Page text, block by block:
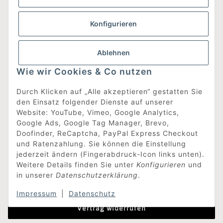
Konfigurieren
Ablehnen
Wie wir Cookies & Co nutzen
Durch Klicken auf „Alle akzeptieren“ gestatten Sie
den Einsatz folgender Dienste auf unserer
Website: YouTube, Vimeo, Google Analytics,
Google Ads, Google Tag Manager, Brevo,
Doofinder, ReCaptcha, PayPal Express Checkout
und Ratenzahlung. Sie können die Einstellung
jederzeit ändern (Fingerabdruck-Icon links unten).
Weitere Details finden Sie unter Konfigurieren und
in unserer Datenschutzerklärung.
Impressum Datenschutz
0152 5149 3705
Gesetzliche Informationen
Was ist DesignEdit_?
Eine Online-Boutique für individuelles Design.
Ausgewählte Designer-Möbel und Accessoires, neue und
gebrauchte Designklassiker, die Entdeckung
unbekannter Manufakturen und Interior-Schätze aus
aller Welt sowie ein Blogazine mit jeder Menge
Inspiration.
Für alle, die nach dem Besonderen suchen!
[mehr erfahren]
Vertrag widerrufen